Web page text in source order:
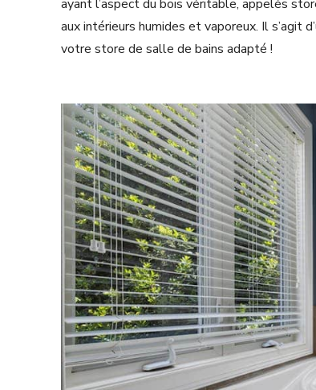
ayant l’aspect du bois véritable, appelés
aux intérieurs humides et vaporeux. Il s’agit
votre store de salle de bains adapté !